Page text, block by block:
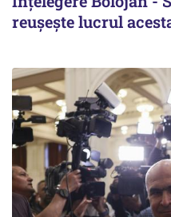
reușește lucrul